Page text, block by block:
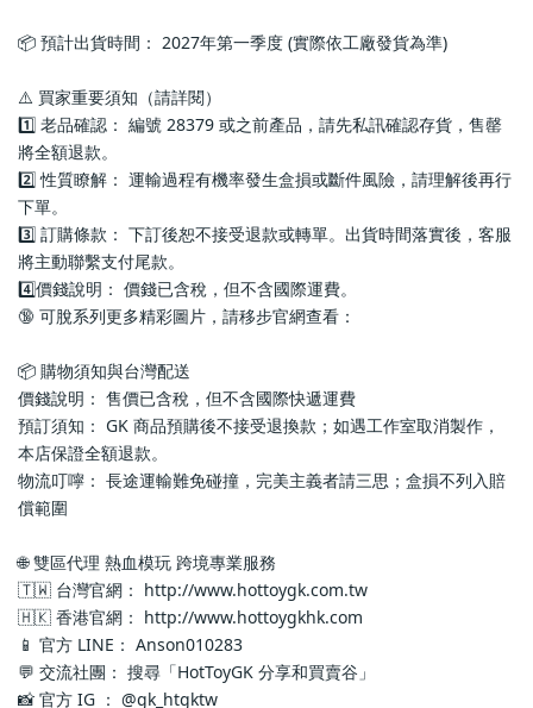
📦 預計出貨時間： 2027年第一季度 (實際依工廠發貨為準)
⚠️ 買家重要須知（請詳閱）
1️⃣ 老品確認： 編號 28379 或之前產品，請先私訊確認存貨，售罄
將全額退款。
2️⃣ 性質瞭解： 運輸過程有機率發生盒損或斷件風險，請理解後再行
下單。
3️⃣ 訂購條款： 下訂後恕不接受退款或轉單。出貨時間落實後，客服
將主動聯繫支付尾款。
4️⃣價錢說明： 價錢已含稅，但不含國際運費。
🔞 可脫系列更多精彩圖片，請移步官網查看：
📦 購物須知與台灣配送
價錢說明： 售價已含稅，但不含國際快遞運費
預訂須知： GK 商品預購後不接受退換款；如遇工作室取消製作，
本店保證全額退款。
物流叮嚀： 長途運輸難免碰撞，完美主義者請三思；盒損不列入賠
償範圍
🌐 雙區代理 熱血模玩 跨境專業服務
🇹🇼 台灣官網： http://www.hottoygk.com.tw
🇭🇰 香港官網： http://www.hottoygkhk.com
📱 官方 LINE： Anson010283
💬 交流社團： 搜尋「HotToyGK 分享和買賣谷」
📸 官方 IG ： @gk_htgktw